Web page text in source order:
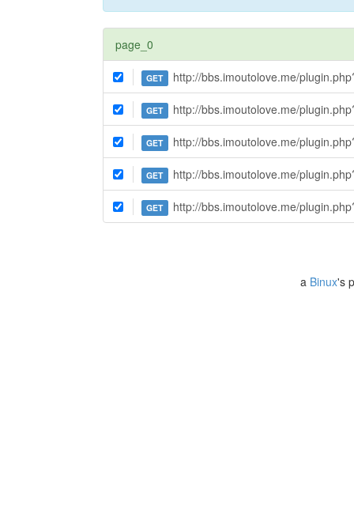
page_0
GET http://bbs.imoutolove.me/
GET http://bbs.imoutolove.me/
GET http://bbs.imoutolove.me/
GET http://bbs.imoutolove.me/
GET http://bbs.imoutolove.me/
a Binux's